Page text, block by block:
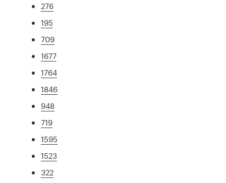
276
195
709
1677
1764
1846
948
719
1595
1523
322